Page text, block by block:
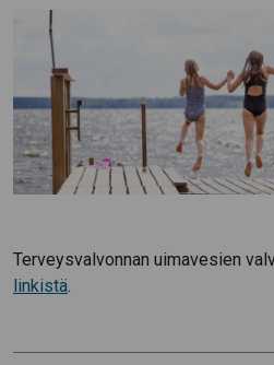
Terveysvalvonnan uimavesien
linkistä.